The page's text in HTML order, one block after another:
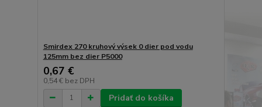
Smirdex 270 kruhový výsek 0 dier pod vodu
125mm bez dier P5000
0,67 €
0,54 € bez DPH
Pridať do košíka